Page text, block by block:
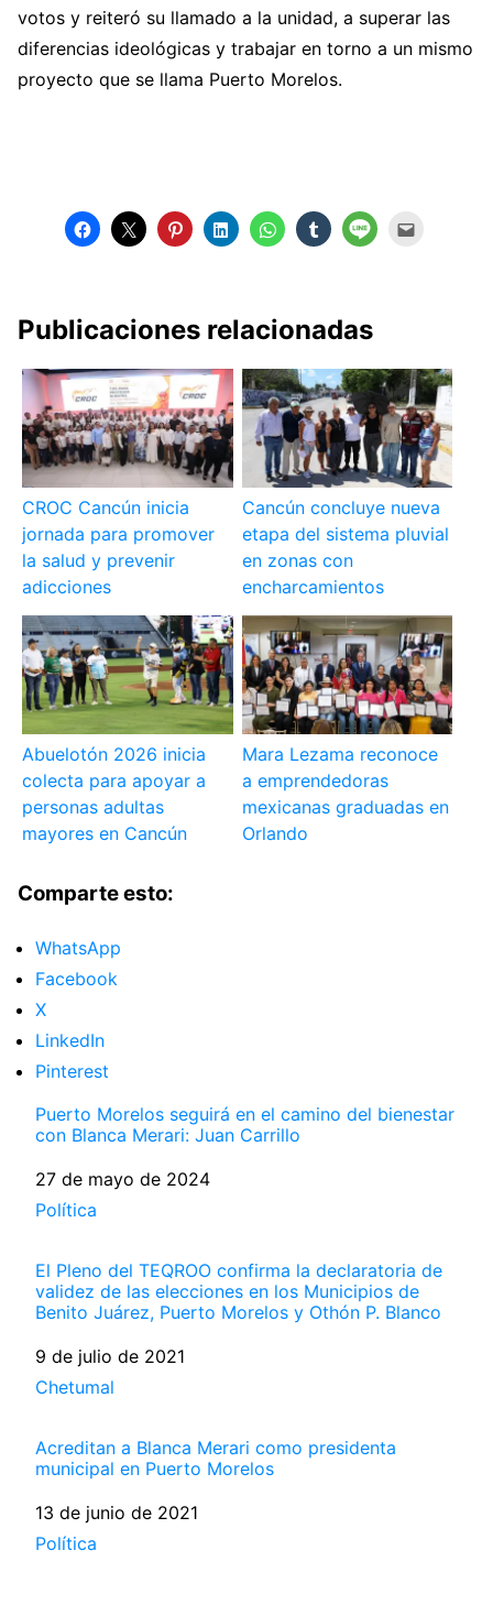
votos y reiteró su llamado a la unidad, a superar las
diferencias ideológicas y trabajar en torno a un mismo
proyecto que se llama Puerto Morelos.
Publicaciones relacionadas
CROC Cancún inicia
jornada para promover
la salud y prevenir
adicciones
Cancún concluye nueva
etapa del sistema pluvial
en zonas con
encharcamientos
Abuelotón 2026 inicia
colecta para apoyar a
personas adultas
mayores en Cancún
Mara Lezama reconoce
a emprendedoras
mexicanas graduadas en
Orlando
Comparte esto:
WhatsApp
Facebook
X
LinkedIn
Pinterest
Puerto Morelos seguirá en el camino del bienestar
con Blanca Merari: Juan Carrillo
Fecha
27 de mayo de 2024
Respecto a
Política
El Pleno del TEQROO confirma la declaratoria de
validez de las elecciones en los Municipios de
Benito Juárez, Puerto Morelos y Othón P. Blanco
Fecha
9 de julio de 2021
Respecto a
Chetumal
Acreditan a Blanca Merari como presidenta
municipal en Puerto Morelos
Fecha
13 de junio de 2021
Respecto a
Política